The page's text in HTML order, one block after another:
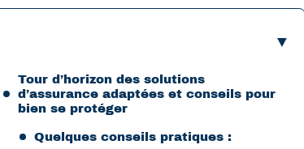
Tour d’horizon des solutions
d’assurance adaptées et conseils pour
bien se protéger
Quelques conseils pratiques :